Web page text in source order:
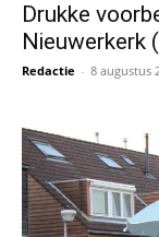
Drukke
Nieuwerkerk
Redactie - 8 augustus